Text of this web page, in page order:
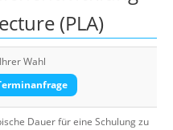
(PLA)
Wahl
Dauer für eine Schulung zu